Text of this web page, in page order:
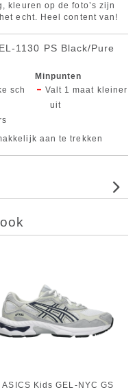
kleuren op de foto’s zijn
echt. Heel content van!
1130 PS Black/Pure
sch
Minpunten
Valt 1 maat kleiner
uit
aan te trekken
ASICS Kids GEL-NYC GS